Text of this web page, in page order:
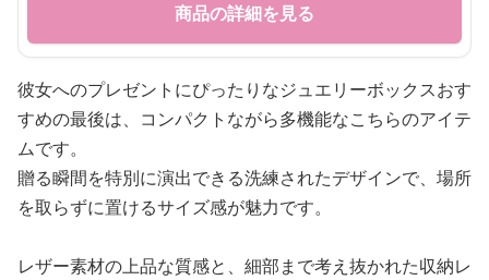
商品の詳細を見る
彼女へのプレゼントにぴったりなジュエリーボックスおす
すめの最後は、コンパクトながら多機能なこちらのアイテ
ムです。
贈る瞬間を特別に演出できる洗練されたデザインで、場所
を取らずに置けるサイズ感が魅力です。
レザー素材の上品な質感と、細部まで考え抜かれた収納レ